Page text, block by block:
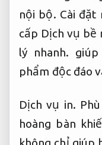
nội bộ. Cài đặt
cấp Dịch vụ bề
lý nhanh.
phẩm độc đáo
Dịch vụ in.
hoàng bàn